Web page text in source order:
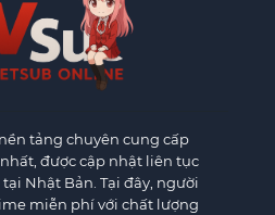
tảng chuyên cung cấp
được cập nhật liên tục
Nhật Bản. Tại đây, người
miễn phí với chất lượng